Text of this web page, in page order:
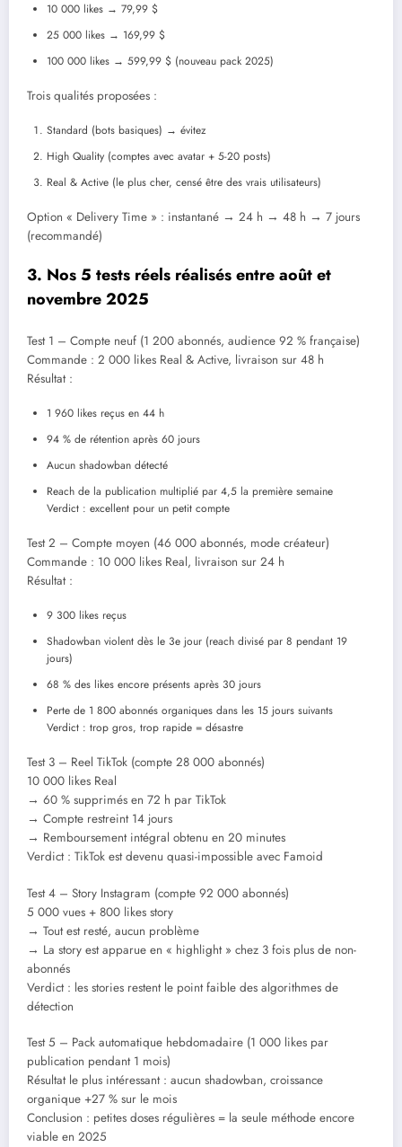
10 000 likes → 79,99 $
25 000 likes → 169,99 $
100 000 likes → 599,99 $ (nouveau pack 2025)
Trois qualités proposées :
Standard (bots basiques) → évitez
High Quality (comptes avec avatar + 5-20 posts)
Real & Active (le plus cher, censé être des vrais utilisateurs)
Option « Delivery Time » : instantané → 24 h → 48 h → 7 jours
(recommandé)
3. Nos 5 tests réels réalisés entre août et
novembre 2025
Test 1 – Compte neuf (1 200 abonnés, audience 92 % française)
Commande : 2 000 likes Real & Active, livraison sur 48 h
Résultat :
1 960 likes reçus en 44 h
94 % de rétention après 60 jours
Aucun shadowban détecté
Reach de la publication multiplié par 4,5 la première semaine
Verdict : excellent pour un petit compte
Test 2 – Compte moyen (46 000 abonnés, mode créateur)
Commande : 10 000 likes Real, livraison sur 24 h
Résultat :
9 300 likes reçus
Shadowban violent dès le 3e jour (reach divisé par 8 pendant 19
jours)
68 % des likes encore présents après 30 jours
Perte de 1 800 abonnés organiques dans les 15 jours suivants
Verdict : trop gros, trop rapide = désastre
Test 3 – Reel TikTok (compte 28 000 abonnés)
10 000 likes Real
→ 60 % supprimés en 72 h par TikTok
→ Compte restreint 14 jours
→ Remboursement intégral obtenu en 20 minutes
Verdict : TikTok est devenu quasi-impossible avec Famoid
Test 4 – Story Instagram (compte 92 000 abonnés)
5 000 vues + 800 likes story
→ Tout est resté, aucun problème
→ La story est apparue en « highlight » chez 3 fois plus de non-
abonnés
Verdict : les stories restent le point faible des algorithmes de
détection
Test 5 – Pack automatique hebdomadaire (1 000 likes par
publication pendant 1 mois)
Résultat le plus intéressant : aucun shadowban, croissance
organique +27 % sur le mois
Conclusion : petites doses régulières = la seule méthode encore
viable en 2025